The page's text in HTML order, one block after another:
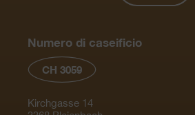
Numero di caseificio
CH 3059
Kirchgasse 14